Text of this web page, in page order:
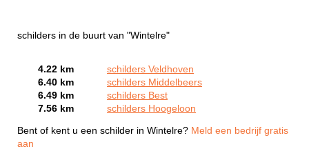
schilders in de buurt van "Wintelre"
4.22 km
schilders Veldhoven
6.40 km
schilders Middelbeers
6.49 km
schilders Best
7.56 km
schilders Hoogeloon
Bent of kent u een schilder in Wintelre? Meld een bedrijf gratis
aan